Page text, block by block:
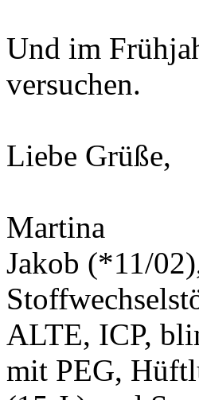
Und im
versuchen.
Liebe Grüße,
Martina
Jakob (*11/
ALTE, ICP,
mit PEG,